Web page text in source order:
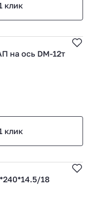
клик
на ось DM-12т
клик
18